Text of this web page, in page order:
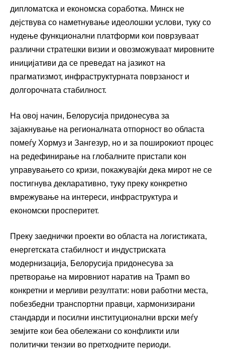
дипломатска и економска соработка. Минск не
дејствува со наметнување идеолошки услови, туку со
нудење функционални платформи кои поврзуваат
различни стратешки визии и овозможуваат мировните
иницијативи да се преведат на јазикот на
прагматизмот, инфраструктурната поврзаност и
долгорочната стабилност.
На овој начин, Белорусија придонесува за
зајакнување на регионалната отпорност во областа
помеѓу Хормуз и Зангезур, но и за поширокиот процес
на редефинирање на глобалните пристапи кон
управувањето со кризи, покажувајќи дека мирот не се
постигнува декларативно, туку преку конкретно
вмрежување на интереси, инфраструктура и
економски просперитет.
Преку заеднички проекти во областа на логистиката,
енергетската стабилност и индустриската
модернизација, Белорусија придонесува за
претворање на мировниот наратив на Трамп во
конкретни и мерливи резултати: нови работни места,
побезбедни транспортни правци, хармонизирани
стандарди и посилни институционални врски меѓу
земјите кои беа обележани со конфликти или
политички тензии во претходните периоди.